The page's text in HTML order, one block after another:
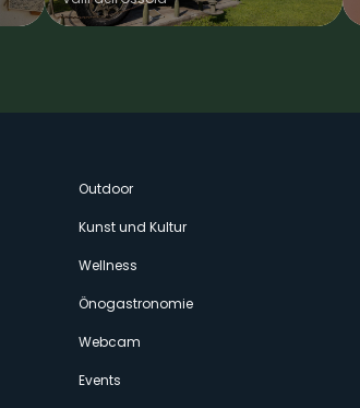
Outdoor
Kunst und Kultur
Wellness
Önogastronomie
Webcam
Events